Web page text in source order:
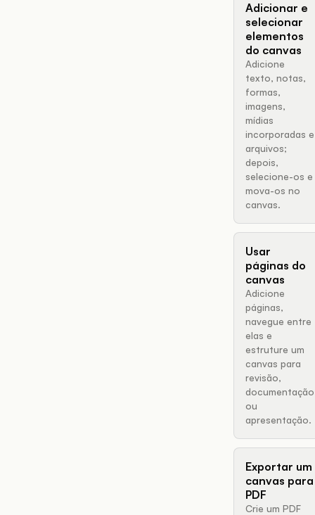
Adicionar e
selecionar
elementos
do canvas
Adicione
texto, notas,
formas,
imagens,
mídias
incorporadas e
arquivos;
depois,
selecione-os e
mova-os no
canvas.
Usar
páginas do
canvas
Adicione
páginas,
navegue entre
elas e
estruture um
canvas para
revisão,
documentação
ou
apresentação.
Exportar um
canvas para
PDF
Crie um PDF